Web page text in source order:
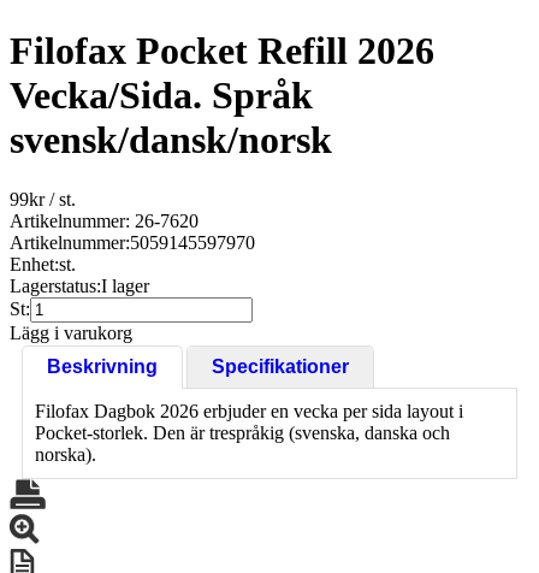
Filofax Pocket Refill 2026
Vecka/Sida. Språk
svensk/dansk/norsk
99kr/ st.
Artikelnummer: 26-7620
Artikelnummer:5059145597970
Enhet:st.
Lagerstatus:I lager
St:
Lägg i varukorg
Beskrivning
Specifikationer
Filofax Dagbok 2026 erbjuder en vecka per sida layout i
Pocket-storlek. Den är trespråkig (svenska, danska och
norska).